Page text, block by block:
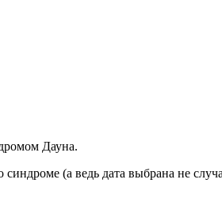
Дауна.
(а ведь дата выбрана не